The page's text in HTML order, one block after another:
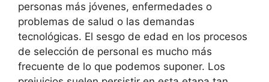
personas más jóvenes, enfermedades o
problemas de salud o las demandas
tecnológicas. El sesgo de edad en los procesos
de selección de personal es mucho más
frecuente de lo que podemos suponer. Los